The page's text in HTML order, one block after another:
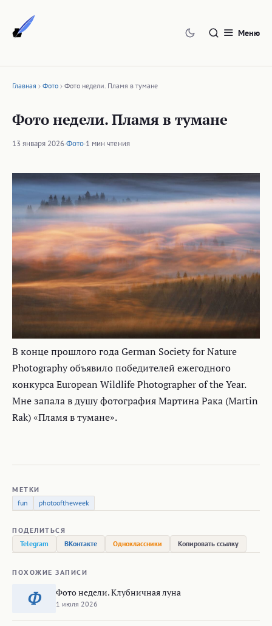
содержимому
Меню
Главная Фото Фото недели. Пламя в тумане
Фото недели. Пламя в тумане
13 января 2026·Фото·1 мин чтения
В конце прошлого года German Society for Nature
Photography объявило победителей ежегодного
конкурса European Wildlife Photographer of the Year.
Мне запала в душу фотография Мартина Рака (Martin
Rak) «Пламя в тумане».
МЕТКИ
fun
photooftheweek
ПОДЕЛИТЬСЯ
Telegram
ВКонтакте Одноклассники Копировать ссылку
ПОХОЖИЕ ЗАПИСИ
Ф Фото недели. Клубничная луна
1 июля 2026